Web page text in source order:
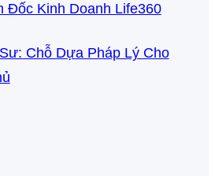
Đốc Kinh Doanh Life360
Chỗ Dựa Pháp Lý Cho